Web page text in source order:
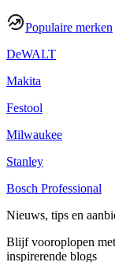
Populaire merken
DeWALT
Makita
Festool
Milwaukee
Stanley
Bosch Professional
Nieuws, tips en
Blijf vooroplopen
inspirerende blogs